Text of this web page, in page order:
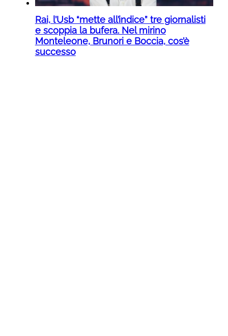
Rai, l’Usb “mette all’indice” tre giornalisti
e scoppia la bufera. Nel mirino
Monteleone, Brunori e Boccia, cos’è
successo